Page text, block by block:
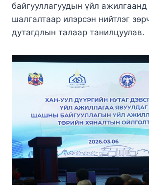
байгууллагуудын үйл ажилгаанд
шалгалтаар илэрсэн нийтлэг
дутагдлын талаар танилцуулав.